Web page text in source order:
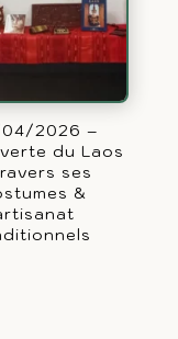
2026 –
du Laos
ses
&